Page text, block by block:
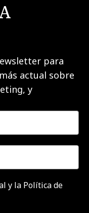
para
actual sobre
y
y la Política de